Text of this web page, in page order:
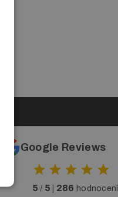
Google Reviews
5 / 5 286 hodnocení